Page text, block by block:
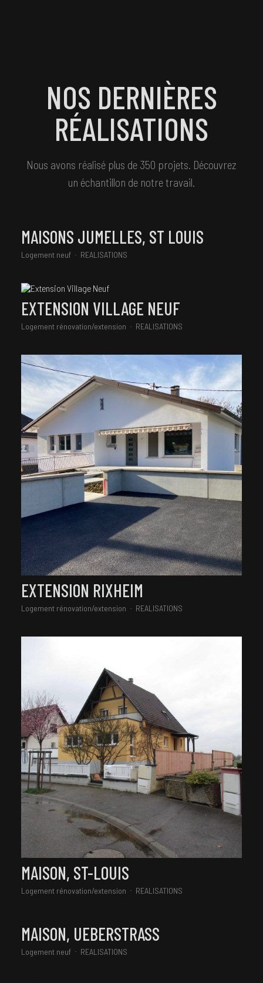
NOS DERNIÈRES
RÉALISATIONS
Nous avons réalisé plus de 350 projets. Découvrez
un échantillon de notre travail.
MAISONS JUMELLES, ST LOUIS
Logement neuf REALISATIONS
EXTENSION VILLAGE NEUF
Logement rénovation/extension REALISATIONS
EXTENSION RIXHEIM
Logement rénovation/extension REALISATIONS
MAISON, ST-LOUIS
Logement rénovation/extension REALISATIONS
MAISON, UEBERSTRASS
Logement neuf REALISATIONS